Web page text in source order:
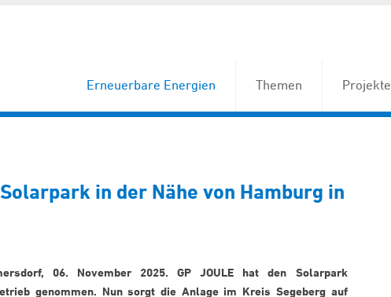
Erneuerbare Energien Themen Projekte
in der Nähe von Hamburg in
06. November 2025. GP JOULE hat den Solarpark
genommen. Nun sorgt die Anlage im Kreis Segeberg auf